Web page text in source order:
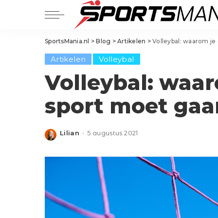
Hockey
Padel
Tennis
Handbal
Korfbal
Volleybal
Squash
Balsporten
Voetbal
Tennis
Basketbal
Golf
Volleybal
Squash
SportsMania.nl >Blog >Artikelen >Volleybal: waarom
Artikelen Volleybal
Volleybal:
sport moet
Posted
Lilian 5 augustus 2021